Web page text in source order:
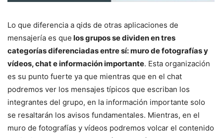
Lo que diferencia a qids de otras aplicaciones de
mensajería es que los grupos se dividen en tres
categorías diferenciadas entre sí: muro de fotografías y
vídeos, chat e información importante. Esta organización
es su punto fuerte ya que mientras que en el chat
podremos ver los mensajes típicos que escriban los
integrantes del grupo, en la información importante solo
se resaltarán los avisos fundamentales. Mientras, en el
muro de fotografías y vídeos podremos volcar el contenido